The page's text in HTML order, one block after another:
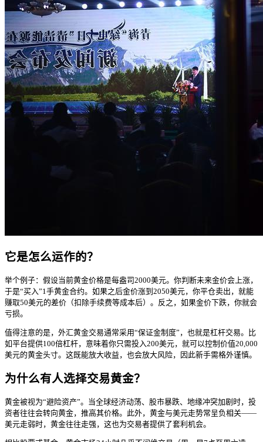
它是怎么运作的？
举个例子：假设当前黄金价格是每盎司2000美元。你判断未来金价会上涨，
于是“买入”1手黄金合约。如果之后金价涨到2050美元，你平仓卖出，就能
赚取50美元的差价（扣除手续费等成本后）。反之，如果金价下跌，你就会
亏损。
值得注意的是，外汇黄金交易通常采用“保证金制度”，也就是杠杆交易。比
如平台提供100倍杠杆，意味着你只需投入200美元，就可以控制价值20,000
美元的黄金头寸。这既能放大收益，也会放大风险，因此新手需格外谨慎。
为什么有人选择交易黄金？
黄金被视为“避险资产”。当全球经济动荡、股市暴跌、地缘冲突加剧时，投
资者往往会转向黄金，推高其价格。此外，黄金与美元走势常呈负相关——
美元走弱时，黄金往往走强，这也为交易者提供了套利机会。